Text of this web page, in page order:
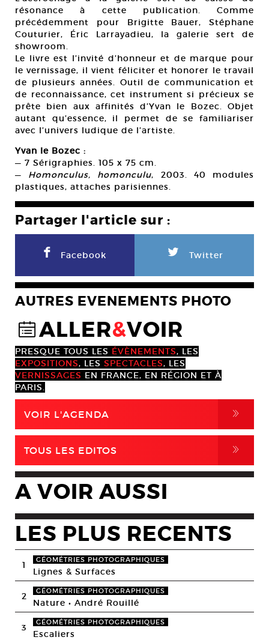
résonance à cette publication. Comme
précédemment pour Brigitte Bauer, Stéphane
Couturier, Éric Larrayadieu, la galerie sert de
showroom.
Le livre est l’invité d’honneur et de marque pour
le vernissage, il vient féliciter et honorer le travail
de plusieurs années. Outil de communication et
de reconnaissance, cet instrument si précieux se
prête bien aux affinités d’Yvan le Bozec. Objet
autant qu’essence, il permet de se familiariser
avec l’univers ludique de l’artiste.
Yvan le Bozec :
— 7 Sérigraphies. 105 x 75 cm.
— Homonculus, homonculu, 2003. 40 modules
plastiques, attaches parisiennes.
Partager l'article sur :
F Facebook L Twitter
AUTRES EVENEMENTS PHOTO
@ALLER&VOIR
PRESQUE TOUS LES ÉVÈNEMENTS, LES
EXPOSITIONS, LES SPECTACLES, LES
VERNISSAGES EN FRANCE, EN RÉGION ET À
PARIS.
VOIR L'AGENDA ,
TOUS LES EDITOS ,
A VOIR AUSSI
LES PLUS RECENTS
1 GÉOMÉTRIES PHOTOGRAPHIQUES
Lignes & Surfaces
2 GÉOMÉTRIES PHOTOGRAPHIQUES
Nature • André Rouillé
3 GÉOMÉTRIES PHOTOGRAPHIQUES
Escaliers